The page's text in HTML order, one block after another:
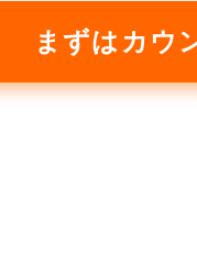
まずはカウ